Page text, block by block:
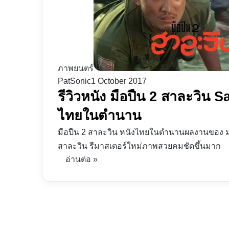
ภาพยนตร์
PatSonic1 October 2017
รีวิวหนัง มือปืน 2 สาละวิน
ไทยในตำนาน
มือปืน 2 สาละวิน หนังไทยในตำนานผลงานของ
สาละวิน รีมาสเตอร์ใหม่ภาพสวยคมชัดขึ้นมาก
อ่านต่อ »